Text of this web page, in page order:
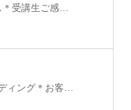
受講生ご感…
ィング＊お客…